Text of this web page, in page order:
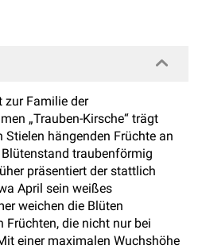
zur Familie der
„Trauben-Kirsche“ trägt
Stielen hängenden Früchte an
traubenförmig
präsentiert der stattlich
April sein weißes
weichen die Blüten
die nicht nur bei
einer maximalen Wuchshöhe